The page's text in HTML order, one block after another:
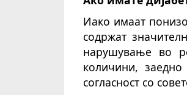
Иако имаат
содржат
нарушување во
количини,
согласност со